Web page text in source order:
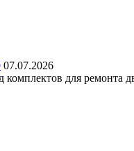
07.07.2026
комплектов для ремонта